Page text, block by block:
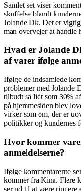
Samlet set viser
skuffelse blandt
Jolande Dk. Det er
man overvejer at handle
Hvad er Jolande
af varer ifølge
Ifølge de indsamlede
problemer med Jolande
tilbudt så lidt som 30%
på hjemmesiden blev
virker som om, der er
politikker og kundernes
Hvor kommer
anmeldelserne?
Ifølge kommentarerne
kommer fra Kina. Flere
ser ud til at være ringere